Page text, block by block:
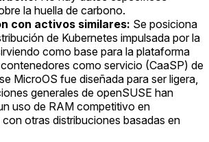
la huella de carbono.
con activos similares: Se posiciona
de Kubernetes impulsada por la
como base para la plataforma
como servicio (CaaSP) de
MicroOS fue diseñada para ser ligera,
generales de openSUSE han
uso de RAM competitivo en
otras distribuciones basadas en